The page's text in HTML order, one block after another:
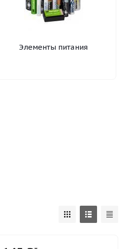
Элементы питания